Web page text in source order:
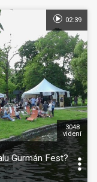
Gurmán Fest?
3048
videní
02:39